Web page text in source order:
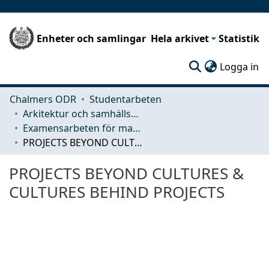
Enheter och samlingar Hela arkivet Statistik
Logga in
Chalmers ODR
Studentarbeten
Arkitektur och samhällsbyggnadsteknik (ACE)
Examensarbeten för masterexamen
PROJECTS BEYOND CULTURES & CULTURES BEHIND PROJECTS
PROJECTS BEYOND CULTURES &
CULTURES BEHIND PROJECTS